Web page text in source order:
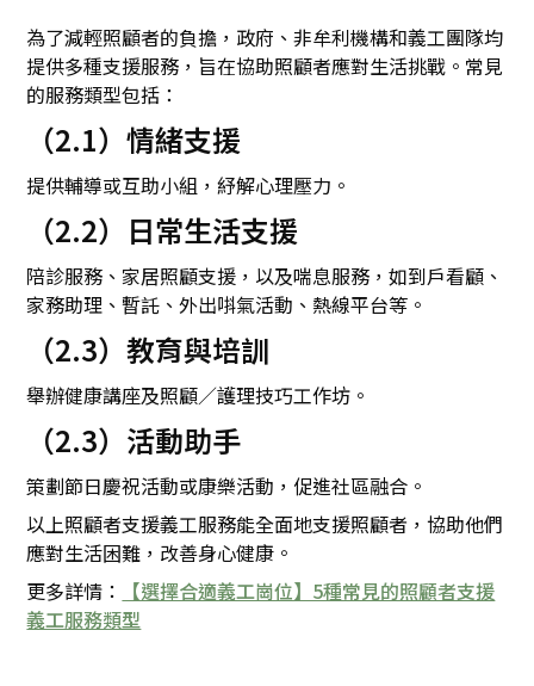
為了減輕照顧者的負擔，政府、非牟利機構和義工團隊均
提供多種支援服務，旨在協助照顧者應對生活挑戰。常見
的服務類型包括：
（2.1）情緒支援
提供輔導或互助小組，紓解心理壓力。
（2.2）日常生活支援
陪診服務、家居照顧支援，以及喘息服務，如到戶看顧、
家務助理、暫託、外出唞氣活動、熱線平台等。
（2.3）教育與培訓
舉辦健康講座及照顧／護理技巧工作坊。
（2.3）活動助手
策劃節日慶祝活動或康樂活動，促進社區融合。
以上照顧者支援義工服務能全面地支援照顧者，協助他們
應對生活困難，改善身心健康。
更多詳情：
【選擇合適義工崗位】5種常見的照顧者支援
義工服務類型